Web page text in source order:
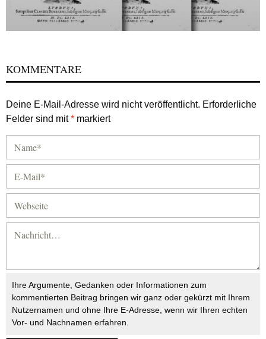
KOMMENTARE
Deine E-Mail-Adresse wird nicht veröffentlicht. Erforderliche
Felder sind mit* markiert
Ihre Argumente, Gedanken oder Informationen zum
kommentierten Beitrag bringen wir ganz oder gekürzt mit Ihrem
Nutzernamen und ohne Ihre E-Adresse, wenn wir Ihren echten
Vor- und Nachnamen erfahren.